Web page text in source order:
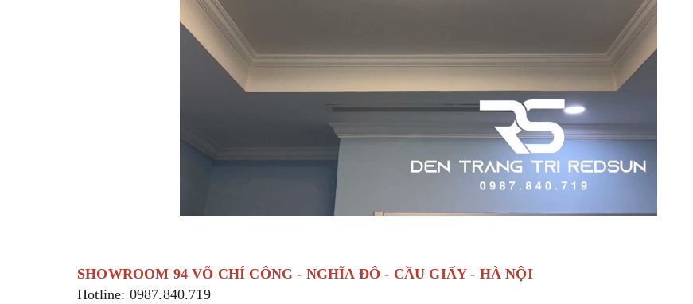
SHOWROOM 94 VÕ CHÍ CÔNG - NGHĨA ĐÔ - CẦU GIẤY - HÀ NỘI
Hotline: 0987.840.719